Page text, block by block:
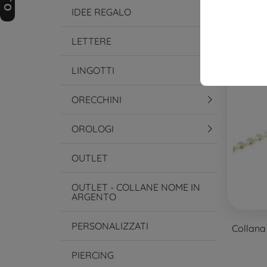
IDEE REGALO
LETTERE
LINGOTTI
ORECCHINI
OROLOGI
OUTLET
OUTLET - COLLANE NOME IN
ARGENTO
PERSONALIZZATI
PIERCING